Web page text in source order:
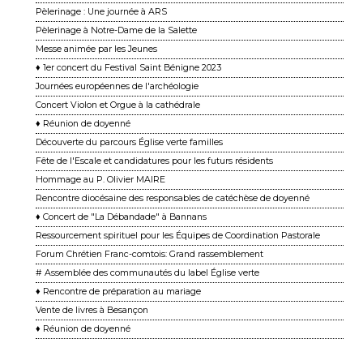
Pèlerinage : Une journée à ARS
Pèlerinage à Notre-Dame de la Salette
Messe animée par les Jeunes
♦ 1er concert du Festival Saint Bénigne 2023
Journées européennes de l'archéologie
Concert Violon et Orgue à la cathédrale
♦ Réunion de doyenné
Découverte du parcours Église verte familles
Fête de l'Escale et candidatures pour les futurs résidents
Hommage au P. Olivier MAIRE
Rencontre diocésaine des responsables de catéchèse de doyenné
♦ Concert de "La Débandade" à Bannans
Ressourcement spirituel pour les Équipes de Coordination Pastorale
Forum Chrétien Franc-comtois: Grand rassemblement
# Assemblée des communautés du label Église verte
♦ Rencontre de préparation au mariage
Vente de livres à Besançon
♦ Réunion de doyenné